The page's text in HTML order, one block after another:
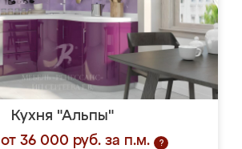
Кухня "Альпы"
36 000 руб. за п.м.
?